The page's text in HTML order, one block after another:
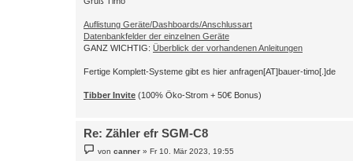
;1,7707010000020000@1,Firmware Version,,FwVer,0
;1,7707010061610000@1,Error Register,,ErrorReg,0
;1,7707010060320101@1,Hardware Version,,HwVer,0
;1,7707010060320104@1,Parameter
;You can find your server-id printed on your
Auflistung Geräte/Dashboards/Anschlussart
Datenbankfelder der einzelnen Geräte
GANZ WICHTIG: Überblick der vorhandenen Anleitungen
Fertige Komplett-Systeme gibt es hier anfragen[AT]bauer-timo[.]de
Tibber Invite (100% Öko-Strom + 50€ Bonus)
Re: Zähler efr SGM-C8
voncanner » Fr 10. Mär 2023, 19:55